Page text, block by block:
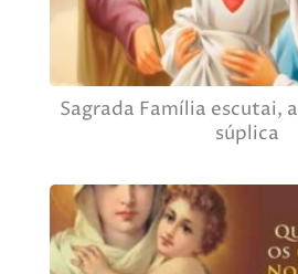
Sagrada Família escutai,
súplica